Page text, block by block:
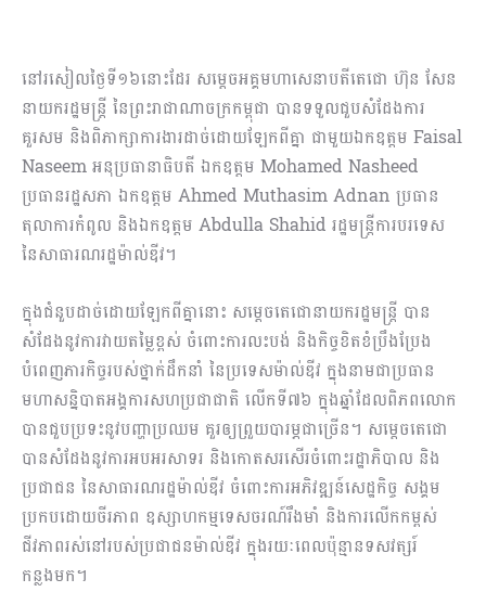
នៅរសៀលថ្ងៃទី១៦នោះដែរ សម្តេចអគ្គមហាសេនាបតីតេជោ ហ៊ុន សែន
នាយករដ្ឋមន្រ្តី នៃព្រះរាជា​ណា​ចក្រកម្ពុជា បានទទួលជួបសំដែងការ
គួរសម និងពិភាក្សាការងារដាច់ដោយឡែកពីគ្នា ជាមួយឯកឧត្តម Faisal
Naseem អនុប្រធានាធិបតី ឯកឧត្តម Mohamed Nasheed
ប្រធានរដ្ឋសភា ឯកឧត្តម Ahmed Muthasim Adnan ប្រធាន
តុលាការកំពូល និងឯកឧត្តម Abdulla Shahid រដ្ឋមន្រ្តីការបរទេស
នៃសាធារណរដ្ឋម៉ាល់ឌីវ។
ក្នុងជំនួបដាច់ដោយឡែកពីគ្នានោះ សម្តេចតេជោនាយករដ្ឋមន្រ្តី បាន
សំដែងនូវការវាយតម្លៃខ្ពស់ ចំពោះការលះបង់ និងកិច្ចខិតខំប្រឹងប្រែង
បំពេញភារកិច្ចរបស់ថ្នាក់ដឹកនាំ នៃប្រទេស​ម៉ាល់ឌីវ ក្នុងនាមជាប្រធាន
មហាសន្និបាតអង្គការសហប្រជាជាតិ លើកទី៧៦ ក្នុងឆ្នាំដែលពិភពលោក
បានជួបប្រទះនូវបញ្ហាប្រឈម គួរឲ្យព្រួយបារម្ភជាច្រើន។ សម្តេចតេជោ
បានសំដែងនូវការអបអរសាទរ និងកោតសរសើរចំពោះរដ្ឋាភិបាល និង
ប្រជាជន នៃសាធារណរដ្ឋម៉ាល់ឌីវ ចំពោះការអភិវឌ្ឍន៍សេដ្ឋកិច្ច សង្គម
ប្រកបដោយចីរភាព ឧស្សាហកម្មទេសចរណ៍រឹងមាំ និងការលើកកម្ពស់
ជីវភាពរស់នៅរបស់ប្រជាជនម៉ាល់ឌីវ ក្នុងរយៈពេលប៉ុន្មានទសវត្សរ៍
កន្លងមក។